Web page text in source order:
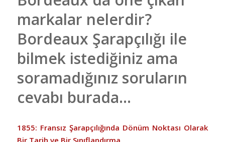
markalar nelerdir?
Bordeaux Şarapçılığı ile
bilmek istediğiniz ama
soramadığınız soruların
cevabı burada…
1855: Fransız Şarapçılığında Dönüm Noktası Olarak